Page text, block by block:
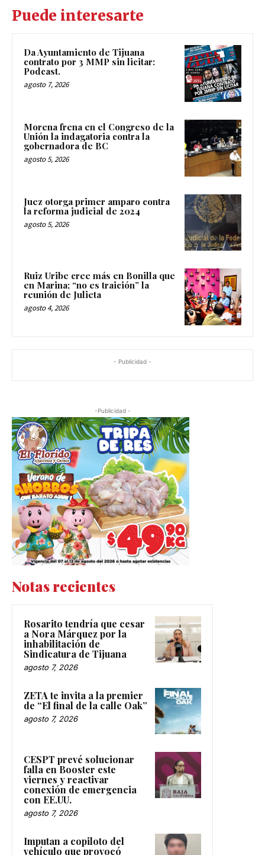
Puede interesarte
Da Ayuntamiento de Tijuana
contrato por 3 MMP sin licitar:
Podcast.
agosto 7, 2026
Morena frena en el Congreso de la
Unión la indagatoria contra la
gobernadora de BC
agosto 5, 2026
Juez otorga primer amparo contra
la reforma judicial de 2024
agosto 5, 2026
Ruiz Uribe cree más en Bonilla que
en Marina; “no es traición” la
reunión de Julieta
agosto 4, 2026
- Publicidad -
-Publicidad -
Notas recientes
Rosarito tendría que cesar
a Nora Márquez por la
inhabilitación de
Sindicatura de Tijuana
agosto 7, 2026
ZETA te invita a la premier
de “El final de la calle Oak”
agosto 7, 2026
CESPT prevé solucionar
falla en Booster este
viernes y reactivar
conexión de emergencia
con EE.UU.
agosto 7, 2026
Imputan a copiloto del
vehículo que provocó